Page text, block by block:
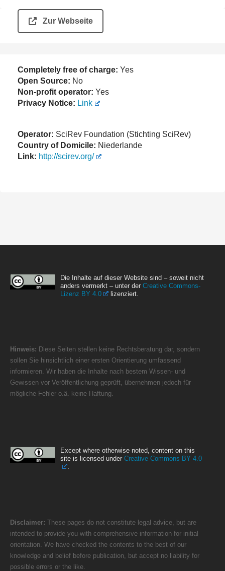
Zur Webseite
Completely free of charge: Yes
Open Source: No
Non-profit operator: Yes
Privacy Notice: Link
Operator: SciRev Foundation (Stichting SciRev)
Country of Domicile: Niederlande
Link: http://scirev.org/
Die Inhalte auf dieser Website sind – soweit nicht
anders vermerkt – unter der Creative Commons-
Lizenz BY 4.0
lizenziert.
Hinweis: Diese Seiten stellen keine Rechtsberatung dar, sondern
sollen Sie hinsichtlich einer ersten Orientierung umfassend
informieren. Wir haben die Inhalte nach bestem Wissen- und
Gewissen vor Veröffentlichung geprüft, übernehmen jedoch für
mögliche Fehler o.ä. keine Haftung.
Except where otherwise noted, content on this
site is licensed under Creative Commons BY 4.0
.
Disclaimer: These pages do not constitute legal advice, but are
intended to provide you with comprehensive information for initial
orientation. We have checked the contents to the best of our
knowledge and belief before publication, but accept no liability for
possible errors or the like.